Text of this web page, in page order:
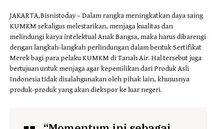
JAKARTA,Bisnistoday – Dalam rangka meningkatkan daya saing
KUMKM sekaligus melestarikan, menjaga kualitas dan
melindungi karya intelektual Anak Bangsa, maka harus dibarengi
dengan langkah-langkah perlindungan dalam bentuk Sertifikat
Merek bagi para pelaku KUMKM di Tanah Air. Hal tersebut juga
bertujuan untuk menjaga agar kepemilikan dari Produk Asli
Indonesia tidak disalahgunakan oleh pihak lain, khususnya
produk-produk yang akan diekspor ke luar negeri.